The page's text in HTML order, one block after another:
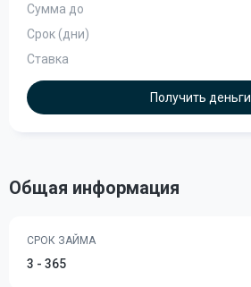
Сумма до
Срок (дни)
Ставка
Получить деньги
Общая информация
СРОК ЗАЙМА
3 - 365